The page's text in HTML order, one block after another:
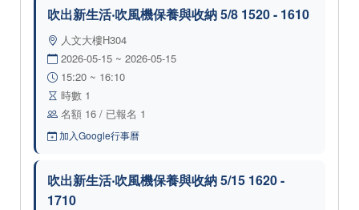
吹出新生活‧吹風機保養與收納 5/8 1520 - 1610
人文大樓H304
2026-05-15 ~ 2026-05-15
15:20 ~ 16:10
時數 1
名額 16 / 已報名 1
加入Google行事曆
吹出新生活‧吹風機保養與收納 5/15 1620 -
1710